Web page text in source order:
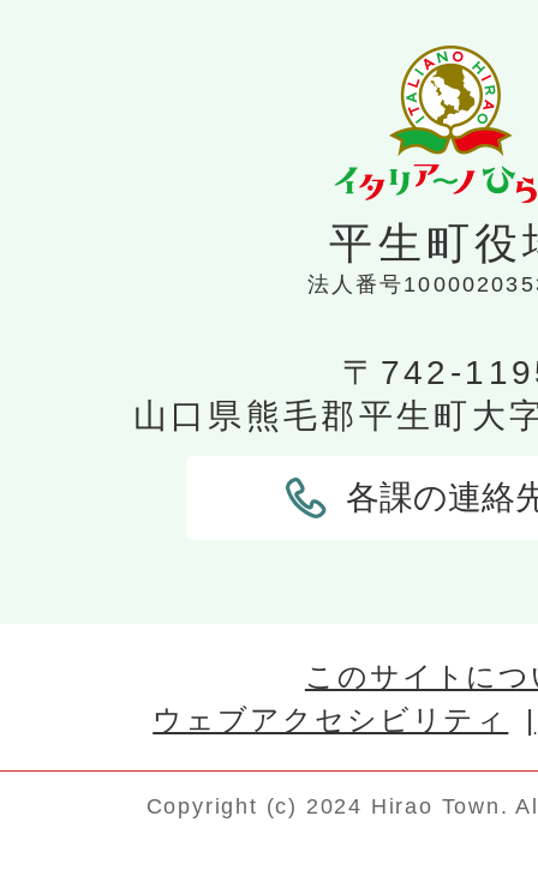
平生町役
法人番号
〒742-
山口県熊毛郡平生町大
各課の連絡
このサイトに
ウェブアクセシビリティ
Copyright (c) 2024 Hirao Town.